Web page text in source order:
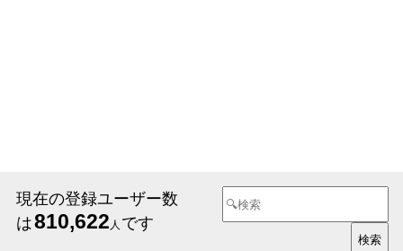
現在の登録ユーザー数
は810,622 人 です